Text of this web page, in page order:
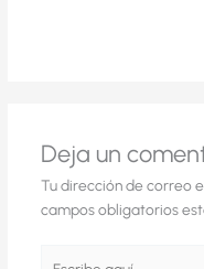
Deja un
Tu dirección de correo
campos obligatorios